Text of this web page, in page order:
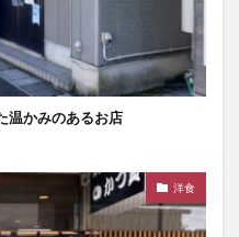
温かみのあるお店
洋食